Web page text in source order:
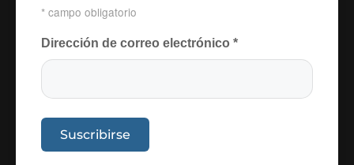
* campo obligatorio
Dirección de correo electrónico *